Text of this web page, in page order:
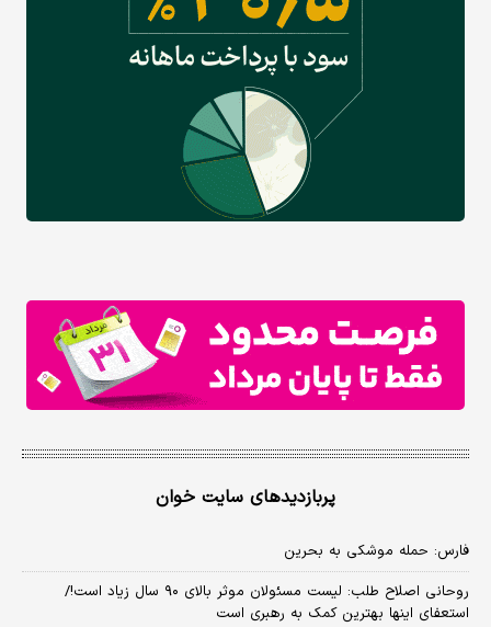
پربازدیدهای سایت خوان
فارس: حمله موشکی به بحرین
روحانی اصلاح طلب: ‌لیست مسئولان موثر بالای ۹۰ سال زیاد است!/
استعفای اینها بهترین کمک به رهبری است